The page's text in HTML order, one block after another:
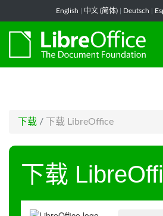
English 中文 (简体) Deutsch
下载 / 下载 LibreOffice
下载